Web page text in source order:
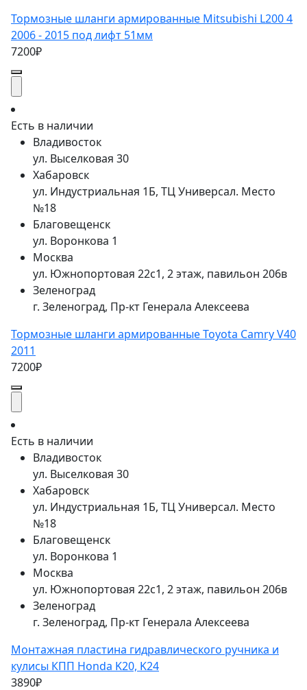
Тормозные шланги армированные Mitsubishi L200 4
2006 - 2015 под лифт 51мм
7200₽
Есть в наличии
Владивосток
ул. Выселковая 30
Хабаровск
ул. Индустриальная 1Б, ТЦ Универсал. Место
№18
Благовещенск
ул. Воронкова 1
Москва
ул. Южнопортовая 22с1, 2 этаж, павильон 206в
Зеленоград
г. Зеленоград, Пр-кт Генерала Алексеева
Тормозные шланги армированные Toyota Camry V40
2011
7200₽
Есть в наличии
Владивосток
ул. Выселковая 30
Хабаровск
ул. Индустриальная 1Б, ТЦ Универсал. Место
№18
Благовещенск
ул. Воронкова 1
Москва
ул. Южнопортовая 22с1, 2 этаж, павильон 206в
Зеленоград
г. Зеленоград, Пр-кт Генерала Алексеева
Монтажная пластина гидравлического ручника и
кулисы КПП Honda K20, K24
3890₽